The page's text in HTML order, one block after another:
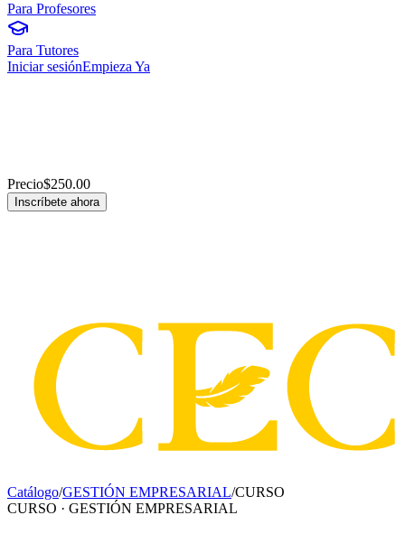
Para Profesores
Para Tutores
Iniciar sesiónEmpieza Ya
Precio$250.00
Inscríbete ahora
Catálogo/GESTIÓN EMPRESARIAL/CURSO
CURSO · GESTIÓN EMPRESARIAL